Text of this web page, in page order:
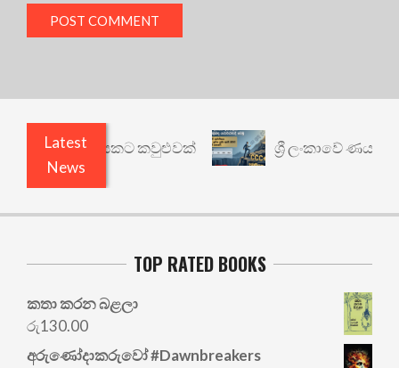
Latest
News
යථාර්ථයකට කවුළුවක් ශ්‍රී ලංකාවේ ණය
TOP RATED BOOKS
කතා කරන බළලා
රු130.00
අරු‍ණෝදාකරුවෝ #Dawnbreakers